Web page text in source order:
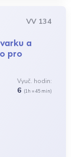
VV 134
a
pro
Vyuč. hodin:
6 (1h = 45 min)